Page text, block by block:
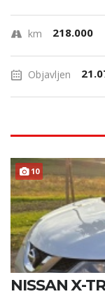
km 218.000
Objavljen
10
NISSAN X-